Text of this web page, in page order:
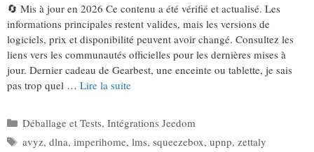
🔄 Mis à jour en 2026 Ce contenu a été vérifié et actualisé. Les
informations principales restent valides, mais les versions de
logiciels, prix et disponibilité peuvent avoir changé. Consultez les
liens vers les communautés officielles pour les dernières mises à
jour. Dernier cadeau de Gearbest, une enceinte ou tablette, je sais
pas trop quel … Lire la suite
Catégories
Déballage et Tests, Intégrations Jeedom
Étiquettes
avyz, dlna, imperihome, lms, squeezebox, upnp, zettaly